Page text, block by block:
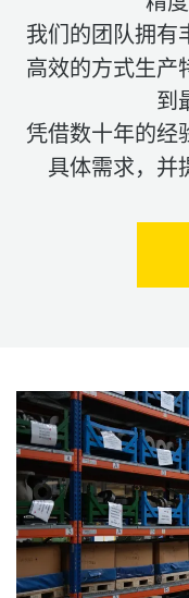
我们的团队拥有
高效的方式生产
到
凭借数十年的经
具体需求，并